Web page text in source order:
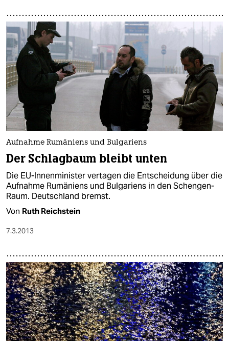
Aufnahme Rumäniens und Bulgariens
Der Schlagbaum bleibt unten
Die EU-Innenminister vertagen die Entscheidung über die
Aufnahme Rumäniens und Bulgariens in den Schengen-
Raum. Deutschland bremst.
Von Ruth Reichstein
7.3.2013